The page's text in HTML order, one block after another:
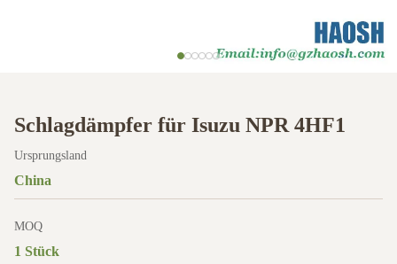
Schlagdämpfer für Isuzu NPR 4HF1
Ursprungsland
China
MOQ
1 Stück